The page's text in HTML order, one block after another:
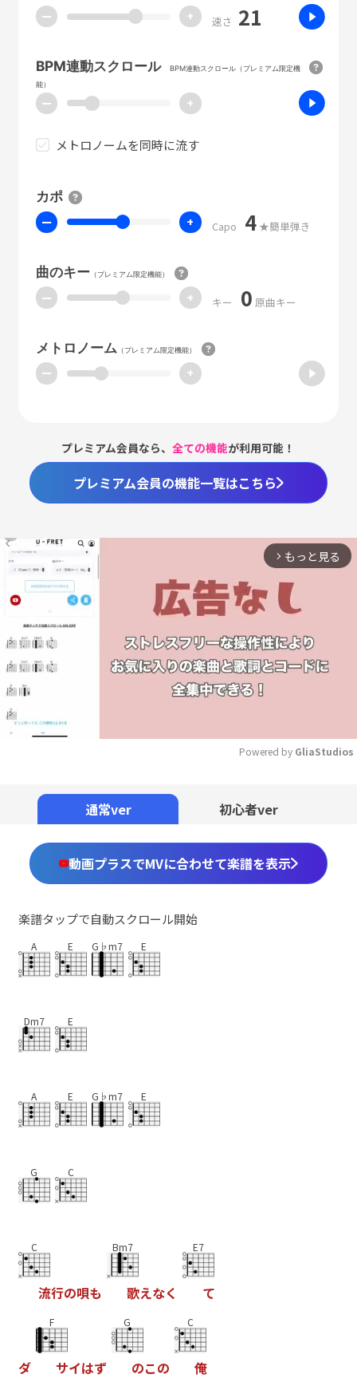
ー + 速さ 21
BPM連動スクロール
BPM連動スクロール（プレミアム限定機
能）
ー +
メトロノームを同時に流す
カポ
ー + Capo 4 ★簡単弾き
曲のキー（プレミアム限定機能）
ー + キー 0 原曲キー
メトロノーム （プレミアム限定機能）
ー +
プレミアム会員なら、全ての機能が利用可能！
プレミアム会員の機能一覧はこちら
arrow_forward_ios もっと見る
Powered by GliaStudios
通常ver 初心者ver
動画プラスでMVに合わせて楽譜を表示
楽譜タップで自動スクロール開始
A E G♭m7 E
Dm7 E
A E G♭m7 E
G C
C
流行の唄も
Bm7
歌えなく
E7
て
ダ
F
サイはず
G
のこの
C
俺